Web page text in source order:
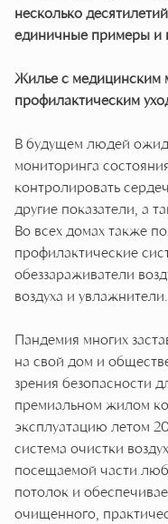
несколько
единичные примеры и
Жилье с медицинским
профилактическим
В будущем людей
мониторинга
контролировать
другие показатели, а
Во всех домах также
профилактические
обеззараживатели
воздуха и увлажнители.
Пандемия многих
на свой дом и
зрения безопасности
премиальном жилом
эксплуатацию летом
система очистки
посещаемой части
потолок и
очищенного,